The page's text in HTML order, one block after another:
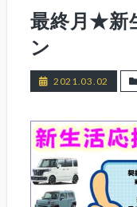
最終月★新
ン
2021.03.02